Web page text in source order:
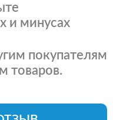
и минусах
покупателям
товаров.